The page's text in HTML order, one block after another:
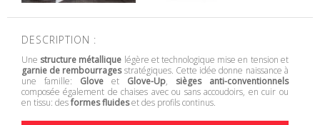
DESCRIPTION :
Une structure métallique légère et technologique mise en tension et
garnie de rembourragesstratégiques. Cette idée donne naissance à
une famille: Gloveet Glove-Up, sièges anti-conventionnels
composée également de chaises avec ou sans accoudoirs, en cuir ou
en tissu: desformes fluideset des profils continus.